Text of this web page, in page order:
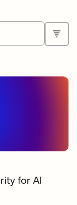
for AI